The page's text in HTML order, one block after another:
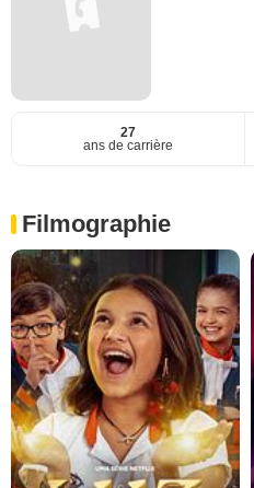
27
ans de carrière
Filmographie